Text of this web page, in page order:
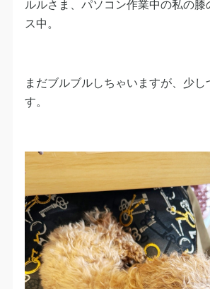
ルルさま、パソコン作業中の私の膝
ス中。
まだブルブルしちゃいますが、少し
す。